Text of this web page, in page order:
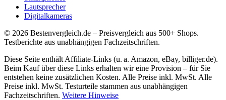
Lautsprecher
Digitalkameras
© 2026 Bestenvergleich.de – Preisvergleich aus 500+ Shops.
Testberichte aus unabhängigen Fachzeitschriften.
Diese Seite enthält Affiliate-Links (u. a. Amazon, eBay, billiger.de).
Beim Kauf über diese Links erhalten wir eine Provision – für Sie
entstehen keine zusätzlichen Kosten. Alle Preise inkl. MwSt. Alle
Preise inkl. MwSt. Testurteile stammen aus unabhängigen
Fachzeitschriften. Weitere Hinweise